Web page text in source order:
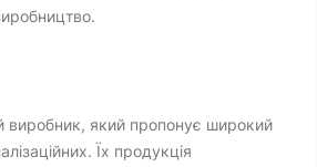
виробник, який пропонує широкий
Їх продукція